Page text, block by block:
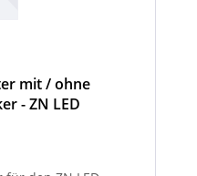
mit / ohne
- ZN LED